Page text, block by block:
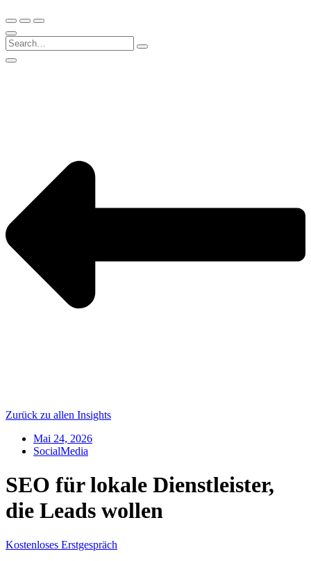
Zurück zu allen Insights
Mai 24, 2026
SocialMedia
SEO für lokale Dienstleister,
die Leads wollen
Kostenloses Erstgespräch